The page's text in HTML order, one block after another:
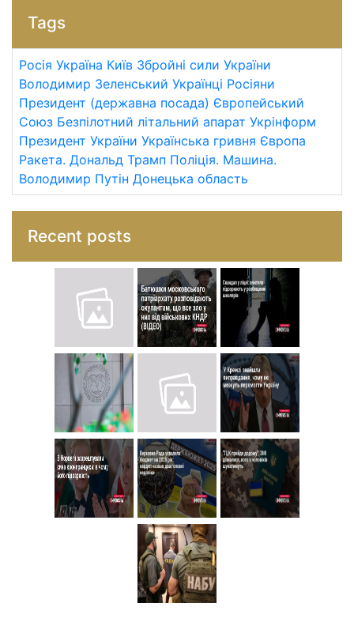
Tags
Росія Україна Київ Збройні сили України
Володимир Зеленський Українці Росіяни
Президент (державна посада) Європейський
Союз Безпілотний літальний апарат Укрінформ
Президент України Українська гривня Європа
Ракета. Дональд Трамп Поліція. Машина.
Володимир Путін Донецька область
Recent posts